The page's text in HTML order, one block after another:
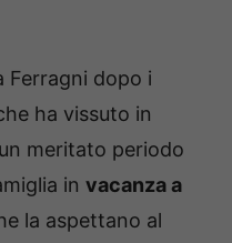
Ferragni dopo i
ha vissuto in
meritato periodo
in vacanza a
la aspettano al